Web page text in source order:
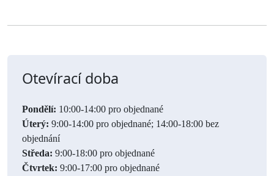
Otevírací doba
Pondělí: 10:00-14:00 pro objednané
Úterý: 9:00-14:00 pro objednané; 14:00-18:00 bez
objednání
Středa: 9:00-18:00 pro objednané
Čtvrtek: 9:00-17:00 pro objednané